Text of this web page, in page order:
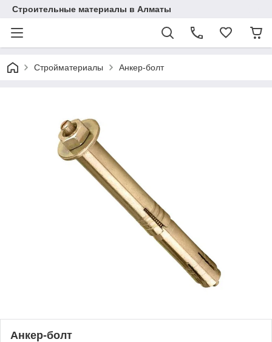
Строительные материалы в Алматы
Стройматериалы Анкер-болт
Анкер-болт